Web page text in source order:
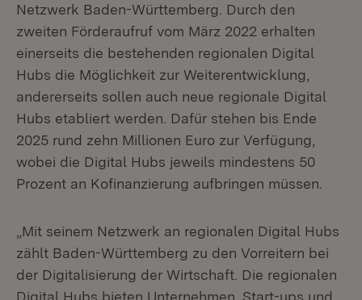
Netzwerk Baden-Württemberg. Durch den
zweiten Förderaufruf vom März 2022 erhalten
einerseits die bestehenden regionalen Digital
Hubs die Möglichkeit zur Weiterentwicklung,
andererseits sollen auch neue regionale Digital
Hubs etabliert werden. Dafür stehen bis Ende
2025 rund zehn Millionen Euro zur Verfügung,
wobei die Digital Hubs jeweils mindestens 50
Prozent an Kofinanzierung aufbringen müssen.
„Mit seinem Netzwerk an regionalen Digital Hubs
zählt Baden-Württemberg zu den Vorreitern bei
der Digitalisierung der Wirtschaft. Die regionalen
Digital Hubs bieten Unternehmen, Start-ups und